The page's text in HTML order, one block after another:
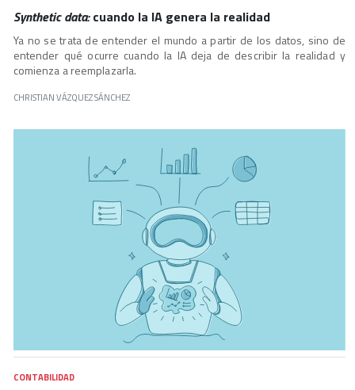
Synthetic data:cuando la IA genera la realidad
Ya no se trata de entender el mundo a partir de los datos, sino de
entender qué ocurre cuando la IA deja de describir la realidad y
comienza a reemplazarla.
CHRISTIAN VÁZQUEZ SÁNCHEZ
CONTABILIDAD